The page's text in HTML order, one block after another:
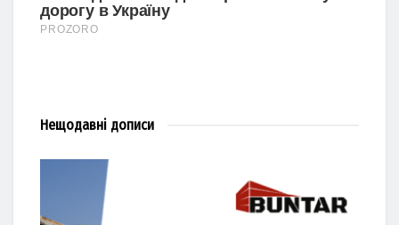
Нещодавні дописи